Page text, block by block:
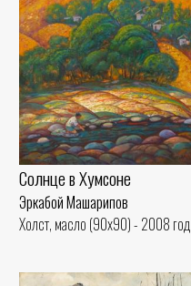
Солнце в Хумсоне
Эркабой Машарипов
Холст, масло (90x90) - 2008 год